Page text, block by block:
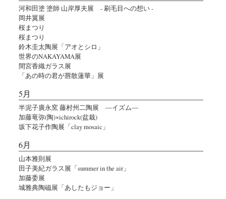
河和田塗 塗師 山岸厚夫展 - 刷毛目への想い -
岡井翼展
桜まつり
桜まつり
鈴木圭太陶展「アオとシロ」
世界のNAKAYAMA展
間宮香織ガラス展
「あの時の君が唇散蓮華」展
5月
半泥子廣永窯 藤村州二陶展 ―イズム―
加藤竜弥(陶)×ichirock(盆栽)
坂下花子作陶展「clay mosaic」
6月
山本雅則展
田子美紀ガラス展「summer in the air」
加藤委展
城雅典陶磁展「あしたもジョー」